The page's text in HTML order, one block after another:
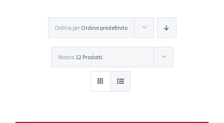
Ordina per Ordine predefinito
Mostra 12 Prodotti